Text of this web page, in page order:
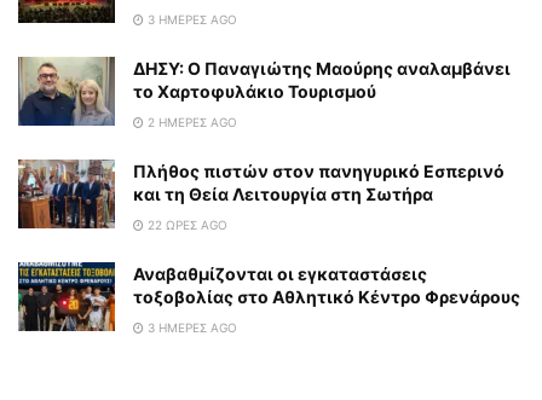
3 ΗΜΈΡΕΣ AGO
ΔΗΣΥ: Ο Παναγιώτης Μαούρης αναλαμβάνει
το Χαρτοφυλάκιο Τουρισμού
2 ΗΜΈΡΕΣ AGO
Πλήθος πιστών στον πανηγυρικό Εσπερινό
και τη Θεία Λειτουργία στη Σωτήρα
22 ΏΡΕΣ AGO
Αναβαθμίζονται οι εγκαταστάσεις
τοξοβολίας στο Αθλητικό Κέντρο Φρενάρους
3 ΗΜΈΡΕΣ AGO